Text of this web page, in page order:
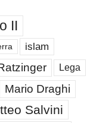
II
islam
Lega
Mario Draghi
Salvini